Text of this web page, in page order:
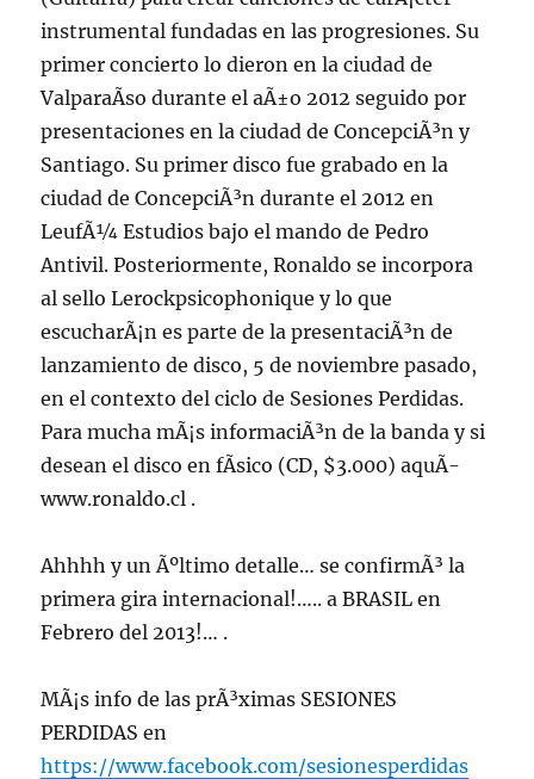
instrumental fundadas en las progresiones. Su
primer concierto lo dieron en la ciudad de
ValparaÃ­so durante el aÃ±o 2012 seguido por
presentaciones en la ciudad de ConcepciÃ³n y
Santiago. Su primer disco fue grabado en la
ciudad de ConcepciÃ³n durante el 2012 en
LeufÃ¼ Estudios bajo el mando de Pedro
Antivil. Posteriormente, Ronaldo se incorpora
al sello Lerockpsicophonique y lo que
escucharÃ¡n es parte de la presentaciÃ³n de
lanzamiento de disco, 5 de noviembre pasado,
en el contexto del ciclo de Sesiones Perdidas.
Para mucha mÃ¡s informaciÃ³n de la banda y si
desean el disco en fÃ­sico (CD, $3.000) aquÃ­
www.ronaldo.cl .
Ahhhh y un Ãºltimo detalle… se confirmÃ³ la
primera gira internacional!….. a BRASIL en
Febrero del 2013!… .
MÃ¡s info de las prÃ³ximas SESIONES
PERDIDAS en
https://www.facebook.com/sesionesperdidas